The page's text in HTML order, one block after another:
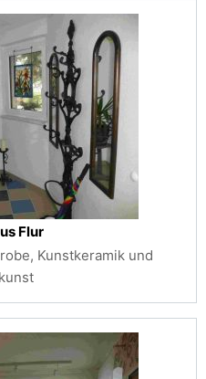
Flur
Kunstkeramik und